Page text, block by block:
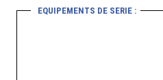
EQUIPEMENTS DE SERIE :